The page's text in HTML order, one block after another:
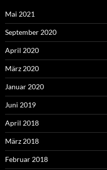
Mai 2021
September 2020
April 2020
März 2020
Januar 2020
Juni 2019
April 2018
März 2018
Februar 2018